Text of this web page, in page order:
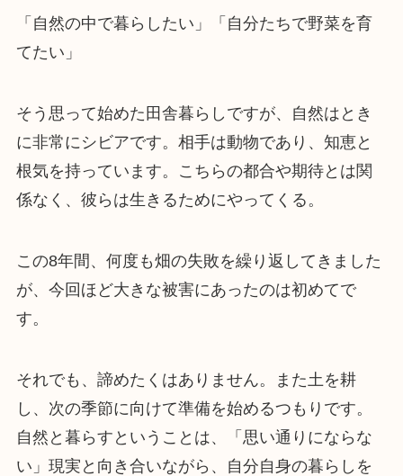
「自然の中で暮らしたい」「自分たちで野菜を育
てたい」
そう思って始めた田舎暮らしですが、自然はとき
に非常にシビアです。相手は動物であり、知恵と
根気を持っています。こちらの都合や期待とは関
係なく、彼らは生きるためにやってくる。
この8年間、何度も畑の失敗を繰り返してきました
が、今回ほど大きな被害にあったのは初めてで
す。
それでも、諦めたくはありません。また土を耕
し、次の季節に向けて準備を始めるつもりです。
自然と暮らすということは、「思い通りにならな
い」現実と向き合いながら、自分自身の暮らしを